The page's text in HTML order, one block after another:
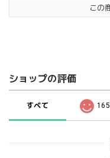
この
ショップの評価
すべて 165